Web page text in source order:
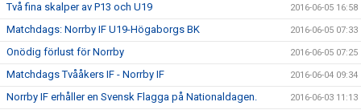
Två fina skalper av P13 och U19 2016-06-05 16:58
Matchdags: Norrby IF U19-Högaborgs BK 2016-06-05 07:33
Onödig förlust för Norrby 2016-06-05 07:25
Matchdags Tvååkers IF - Norrby IF 2016-06-04 09:34
Norrby IF erhåller en Svensk Flagga på Nationaldagen. 2016-06-03 11:13